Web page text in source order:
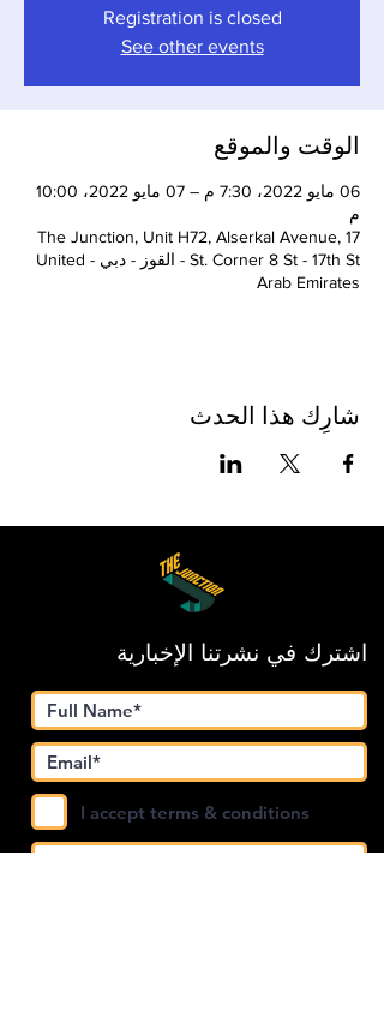
Registration is closed
See other events
الوقت والموقع
06 مايو 2022، 7:30 م – 07 مايو 2022، 10:00
م
The Junction, Unit H72, Alserkal Avenue, 17
St. Corner 8 St - 17th St - القوز - دبي - United
Arab Emirates
شارِك هذا الحدث
اشترك في نشرتنا الإخبارية
I accept terms & conditions